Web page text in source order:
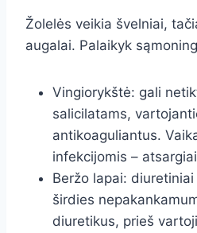
Žolelės veikia švelniai,
augalai. Palaikyk
Vingiorykštė: gali
salicilatams,
antikoaguliantus.
infekcijomis –
Beržo lapai:
širdies
diuretikus, prieš